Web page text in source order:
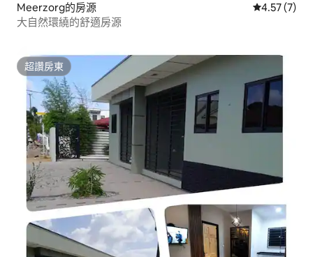
Meerzorg的房源 從 7 則評價
4.57 (7)
大自然環繞的舒適房源
超讚房東
超讚房東